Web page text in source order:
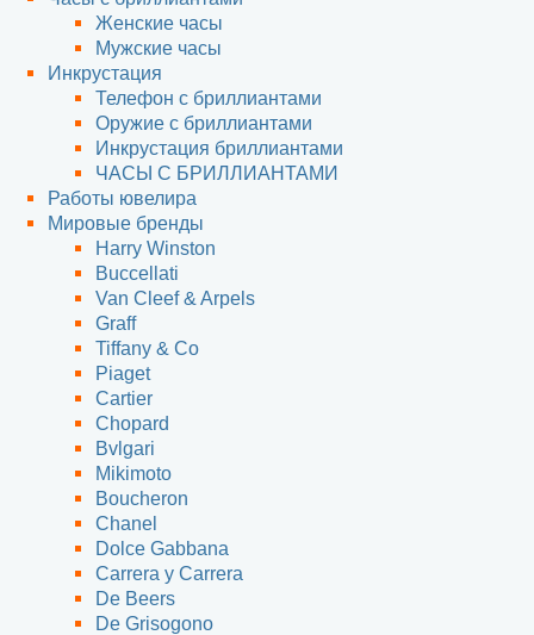
Женские часы
Мужские часы
Инкрустация
Телефон с бриллиантами
Оружие с бриллиантами
Инкрустация бриллиантами
ЧАСЫ С БРИЛЛИАНТАМИ
Работы ювелира
Мировые бренды
Harry Winston
Buccellati
Van Cleef & Arpels
Graff
Tiffany & Co
Piaget
Cartier
Chopard
Bvlgari
Mikimoto
Boucheron
Chanel
Dolce Gabbana
Carrera y Carrera
De Beers
De Grisogono